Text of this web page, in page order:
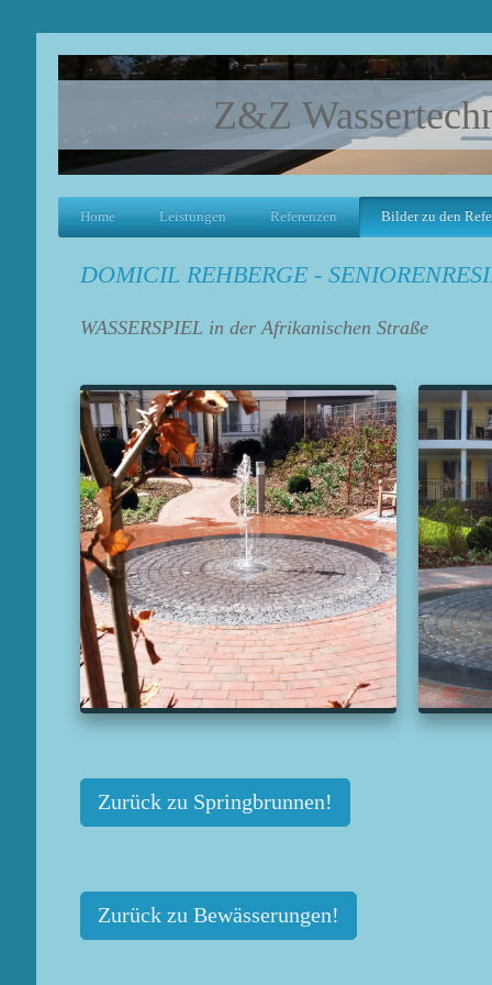
Z&Z
Home Leistungen Referenzen Bilder zu den
DOMICIL REHBERGE -
WASSERSPIEL in der Afrikanischen Straße
Zurück zu Springbrunnen!
Zurück zu Bewässerungen!